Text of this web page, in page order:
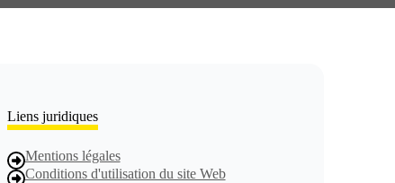
Liens juridiques
Mentions légales
Conditions d'utilisation du site Web